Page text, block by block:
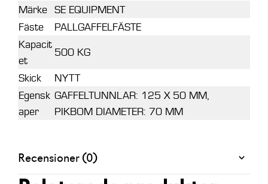
Märke SE EQUIPMENT
Fäste
PALLGAFFELFÄSTE
Kapacit
et
500 KG
Skick
NYTT
Egensk
aper
GAFFELTUNNLAR: 125 X 50 MM,
PIKBOM DIAMETER: 70 MM
Recensioner (0)